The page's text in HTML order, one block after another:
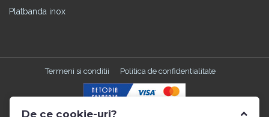
Platbanda inox
Made with in TGM by Edris Digital Agency . All Rights Reserved ©
Termeni si conditii Politica de confidentialitate
De ce cookie-uri?